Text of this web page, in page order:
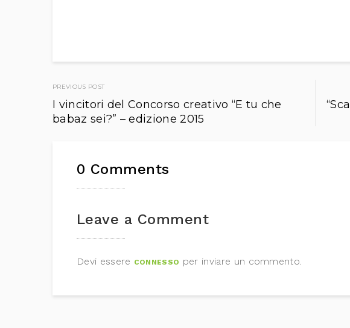
Post
navigation
PREVIOUS POST
I vincitori del Concorso creativo “E tu che
babaz sei?” – edizione 2015
0 Comments
Leave a Comment
Devi essere CONNESSO per inviare un commento.